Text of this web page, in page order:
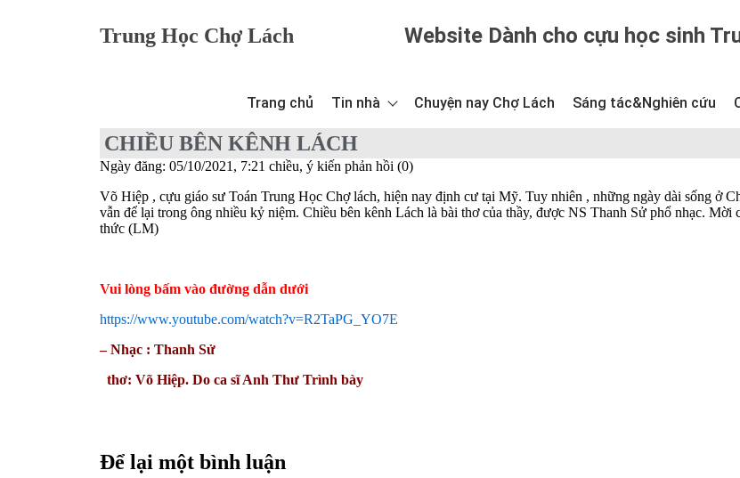
Trung Học Chợ Lách Website Dành cho cựu học sinh
Trang chủ Tin nhà Chuyện nay Chợ Lách Sáng tác&Nghiên cứu
CHIỀU BÊN KÊNH LÁCH
Ngày đăng: 05/10/2021, 7:21 chiều, ý kiến phản hồi (0)
Võ Hiệp , cựu giáo sư Toán Trung Học Chợ lách, hiện nay định cư tại Mỹ. Tuy nhiên , những ngày dài sống ở
vẫn để lại trong ông nhiều kỷ niệm. Chiều bên kênh Lách là bài thơ của thầy, được NS Thanh Sử phổ nhạc. Mời
thức (LM)
Vui lòng bấm vào đường dẫn dưới
https://www.youtube.com/watch?v=R2TaPG_YO7E
– Nhạc : Thanh Sử
thơ: Võ Hiệp. Do ca sĩ Anh Thư Trình bày
Để lại một bình luận